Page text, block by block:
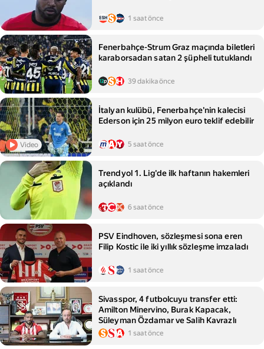
1 saat önce
Fenerbahçe-Strum Graz maçında biletleri
karaborsadan satan 2 şüpheli tutuklandı
39 dakika önce
Video
İtalyan kulübü, Fenerbahçe'nin kalecisi
Ederson için 25 milyon euro teklif edebilir
5 saat önce
Trendyol 1. Lig'de ilk haftanın hakemleri
açıklandı
6 saat önce
PSV Eindhoven, sözleşmesi sona eren
Filip Kostic ile iki yıllık sözleşme imzaladı
1 saat önce
Sivasspor, 4 futbolcuyu transfer etti:
Amilton Minervino, Burak Kapacak,
Süleyman Özdamar ve Salih Kavrazlı
1 saat önce